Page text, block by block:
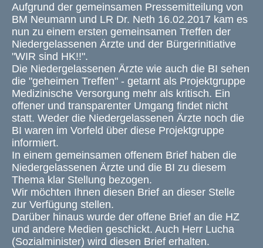
Aufgrund der gemeinsamen Pressemitteilung von
BM Neumann und LR Dr. Neth 16.02.2017 kam es
nun zu einem ersten gemeinsamen Treffen der
Niedergelassenen Ärzte und der Bürgerinitiative
"WIR sind HK!!".
Die Niedergelassenen Ärzte wie auch die BI sehen
die "geheimen Treffen" - getarnt als Projektgruppe
Medizinische Versorgung mehr als kritisch. Ein
offener und transparenter Umgang findet nicht
statt. Weder die Niedergelassenen Ärzte noch die
BI waren im Vorfeld über diese Projektgruppe
informiert.
In einem gemeinsamen offenem Brief haben die
Niedergelassenen Ärzte und die BI zu diesem
Thema klar Stellung bezogen.
Wir möchten Ihnen diesen Brief an dieser Stelle
zur Verfügung stellen.
Darüber hinaus wurde der offene Brief an die HZ
und andere Medien geschickt. Auch Herr Lucha
(Sozialminister) wird diesen Brief erhalten.